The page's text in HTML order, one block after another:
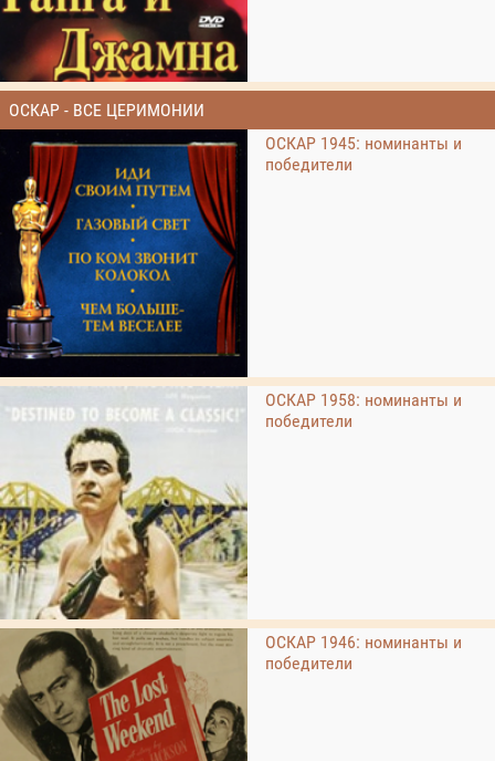
ОСКАР - ВСЕ ЦЕРИМОНИИ
ОСКАР 1945: номинанты и
победители
ОСКАР 1958: номинанты и
победители
ОСКАР 1946: номинанты и
победители